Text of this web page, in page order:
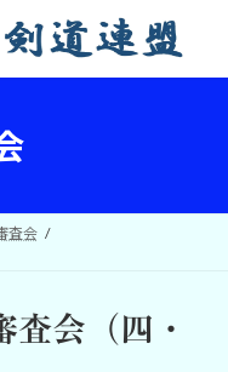
査会
会（四・